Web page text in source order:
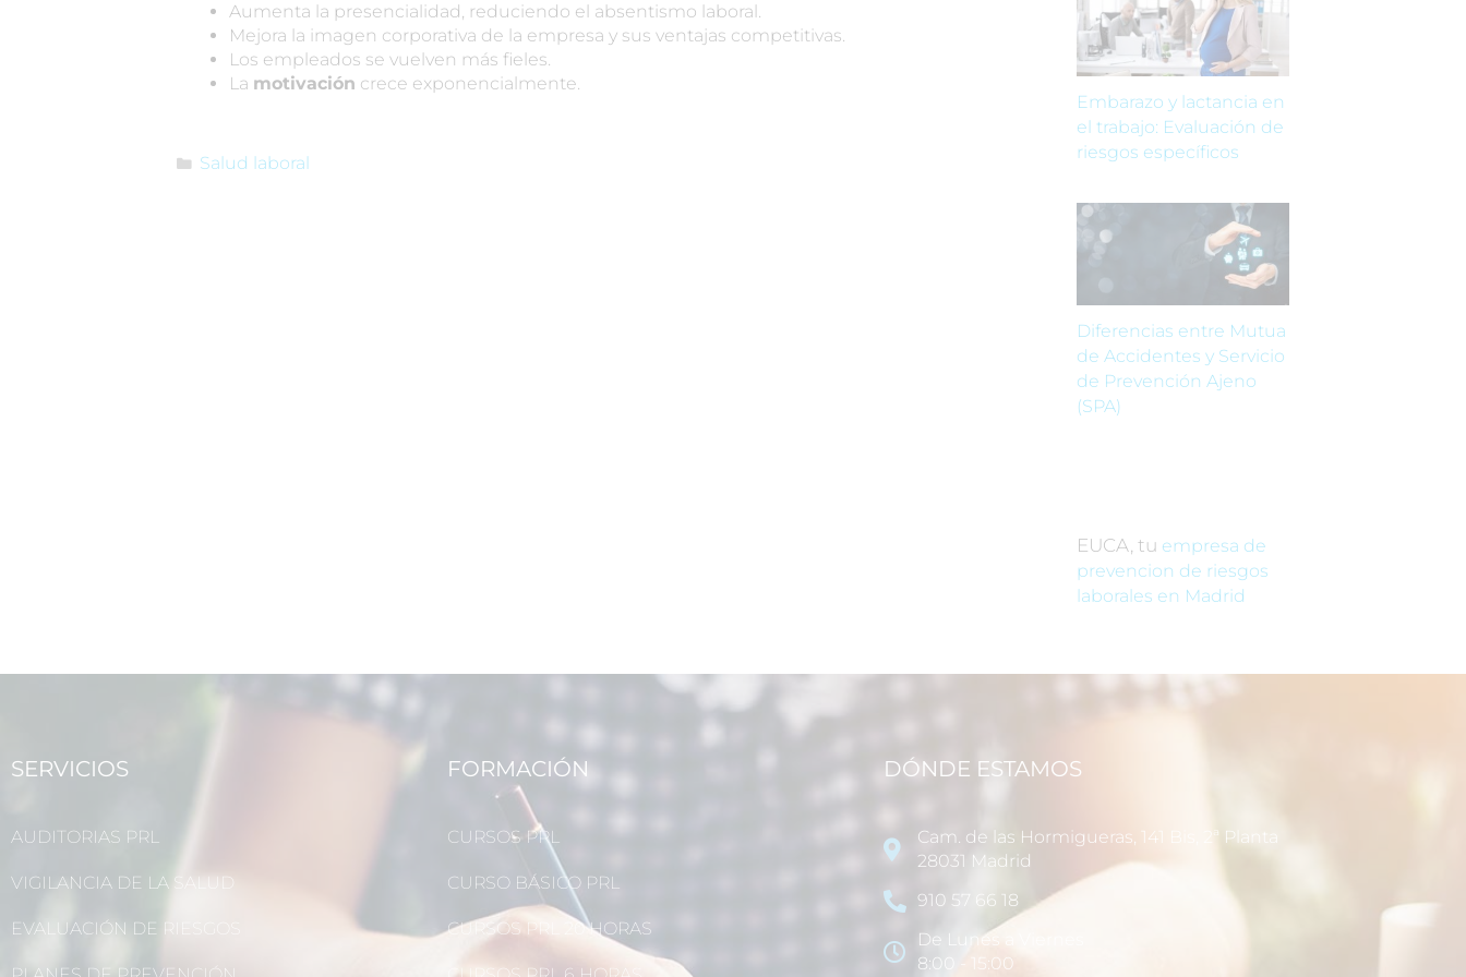
Aumenta la presencialidad, reduciendo el absentismo laboral.
Mejora la imagen corporativa de la empresa y sus ventajas competitivas.
Los empleados se vuelven más fieles.
La motivación crece exponencialmente.
Salud laboral
Embarazo y lactancia en
el trabajo: Evaluación de
riesgos específicos
Diferencias entre Mutua
de Accidentes y Servicio
de Prevención Ajeno
(SPA)
EUCA, tu empresa de
prevencion de riesgos
laborales en Madrid
SERVICIOS
AUDITORIAS PRL
VIGILANCIA DE LA SALUD
EVALUACIÓN DE RIESGOS
FORMACIÓN
CURSOS PRL
CURSO BÁSICO PRL
CURSOS PRL 20 HORAS
DÓNDE ESTAMOS
Cam. de las Hormigueras, 141 Bis, 2ª Planta
28031 Madrid
910 57 66 18
De Lunes a Viernes
8:00 - 15:00